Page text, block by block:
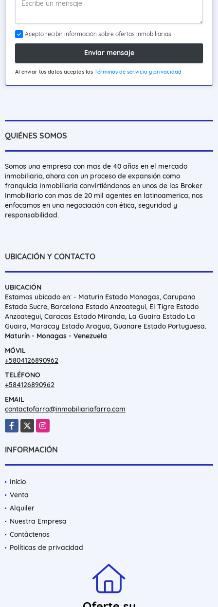
Acepto recibir información sobre ofertas inmobiliarias
Enviar mensaje
Al enviar tus datos aceptas los Términos de servicio y privacidad
QUIÉNES SOMOS
Somos una empresa con mas de 40 años en el mercado
inmobiliario, ahora con un proceso de expansión como
franquicia Inmobiliaria convirtiéndonos en unos de los Broker
Inmobiliario con mas de 20 mil agentes en latinoamerica, nos
enfocamos en una negociación con ética, seguridad y
responsabilidad.
UBICACIÓN Y CONTACTO
UBICACIÓN
Estamos ubicado en: - Maturin Estado Monagas, Carupano
Estado Sucre, Barcelona Estado Anzoategui, El Tigre Estado
Anzoategui, Caracas Estado Miranda, La Guaira Estado La
Guaira, Maracay Estado Aragua, Guanare Estado Portuguesa.
Maturín - Monagas - Venezuela
MÓVIL
+5804126890962
TELÉFONO
+584126890962
EMAIL
contactofarro@inmobiliariafarro.com
Facebook
X Instagram
INFORMACIÓN
Inicio
Venta
Alquiler
Nuestra Empresa
Contáctenos
Políticas de privacidad